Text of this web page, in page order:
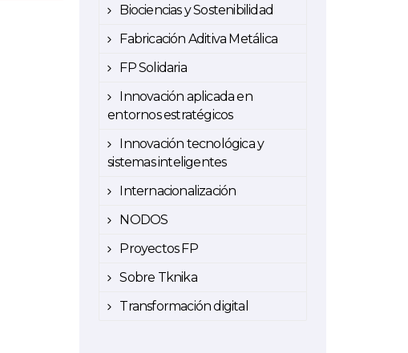
Biociencias y Sostenibilidad
Fabricación Aditiva Metálica
FP Solidaria
Innovación aplicada en
entornos estratégicos
Innovación tecnológica y
sistemas inteligentes
Internacionalización
NODOS
Proyectos FP
Sobre Tknika
Transformación digital